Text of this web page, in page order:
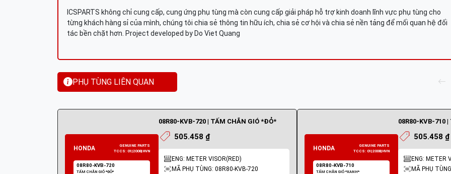
ICSPARTS không chỉ cung cấp, cung ứng phụ tùng mà còn cung cấp giải pháp hỗ trợ kinh doanh lĩnh vực phụ tùng cho
từng khách hàng sỉ của mình, chúng tôi chia sẻ thông tin hữu ích, chia sẻ cơ hội và chia sẻ nền tảng để mối quan hệ đối
tác bền chặt hơn. Project developed by Do Viet Quang
PHỤ TÙNG LIÊN QUAN
08R80-KVB-720 | TẤM CHẮN GIÓ *ÐỎ*
505.458 ₫
ENG: METER VISOR(RED)
MÃ PHỤ TÙNG: 08R80-KVB-720
08R80-KVB-710 |
505.458 ₫
ENG: METER
MÃ PHỤ